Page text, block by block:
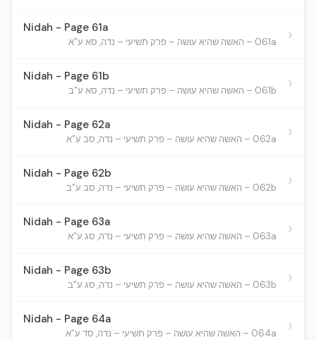
Nidah - Page 61a
061a – האשה שהיא עושה – פרק תשיעי – נדה, סא ע”א ›
Nidah - Page 61b
061b – האשה שהיא עושה – פרק תשיעי – נדה, סא ע”ב ›
Nidah - Page 62a
062a – האשה שהיא עושה – פרק תשיעי – נדה, סב ע”א ›
Nidah - Page 62b
062b – האשה שהיא עושה – פרק תשיעי – נדה, סב ע”ב ›
Nidah - Page 63a
063a – האשה שהיא עושה – פרק תשיעי – נדה, סג ע”א ›
Nidah - Page 63b
063b – האשה שהיא עושה – פרק תשיעי – נדה, סג ע”ב ›
Nidah - Page 64a
064a – האשה שהיא עושה – פרק תשיעי – נדה, סד ע”א ›